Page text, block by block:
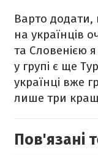
Варто додати,
на українців
та Словенією
у групі є ще
українці вже
лише три
Пов'язані